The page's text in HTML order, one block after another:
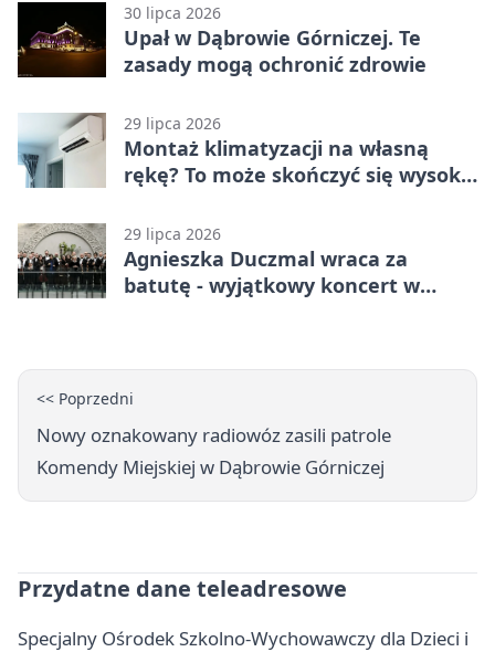
30 lipca 2026
Upał w Dąbrowie Górniczej. Te
zasady mogą ochronić zdrowie
29 lipca 2026
Montaż klimatyzacji na własną
rękę? To może skończyć się wysoką
29 lipca 2026
Agnieszka Duczmal wraca za
batutę - wyjątkowy koncert w
<< Poprzedni
Nowy oznakowany radiowóz zasili patrole
Komendy Miejskiej w Dąbrowie Górniczej
Przydatne dane teleadresowe
Specjalny Ośrodek Szkolno-Wychowawczy dla Dzieci i